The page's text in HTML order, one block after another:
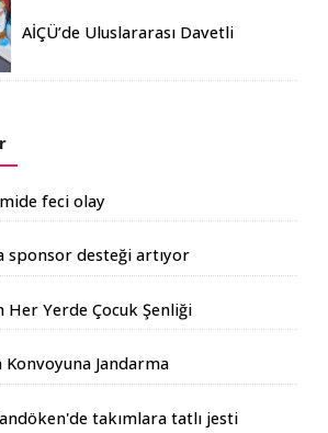
AİÇÜ’de Uluslararası Davetli
feci olay
sponsor desteği artıyor
Her Yerde Çocuk Şenliği
Konvoyuna Jandarma
takımlara tatlı jesti